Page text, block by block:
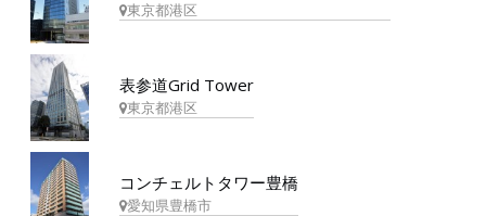
東京都港区
表参道Grid Tower
東京都港区
コンチェルトタワー豊橋
愛知県豊橋市